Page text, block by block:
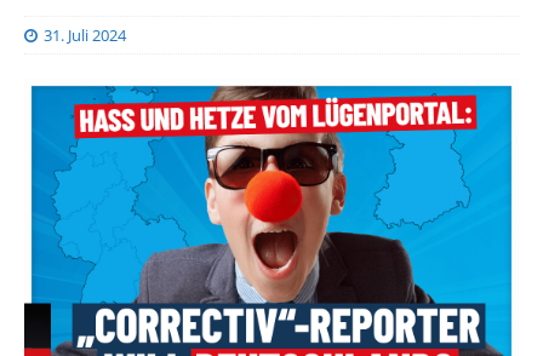
31. Juli 2024